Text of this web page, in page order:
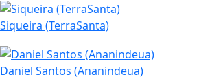
Siqueira (TerraSanta)
Daniel Santos (Ananindeua)